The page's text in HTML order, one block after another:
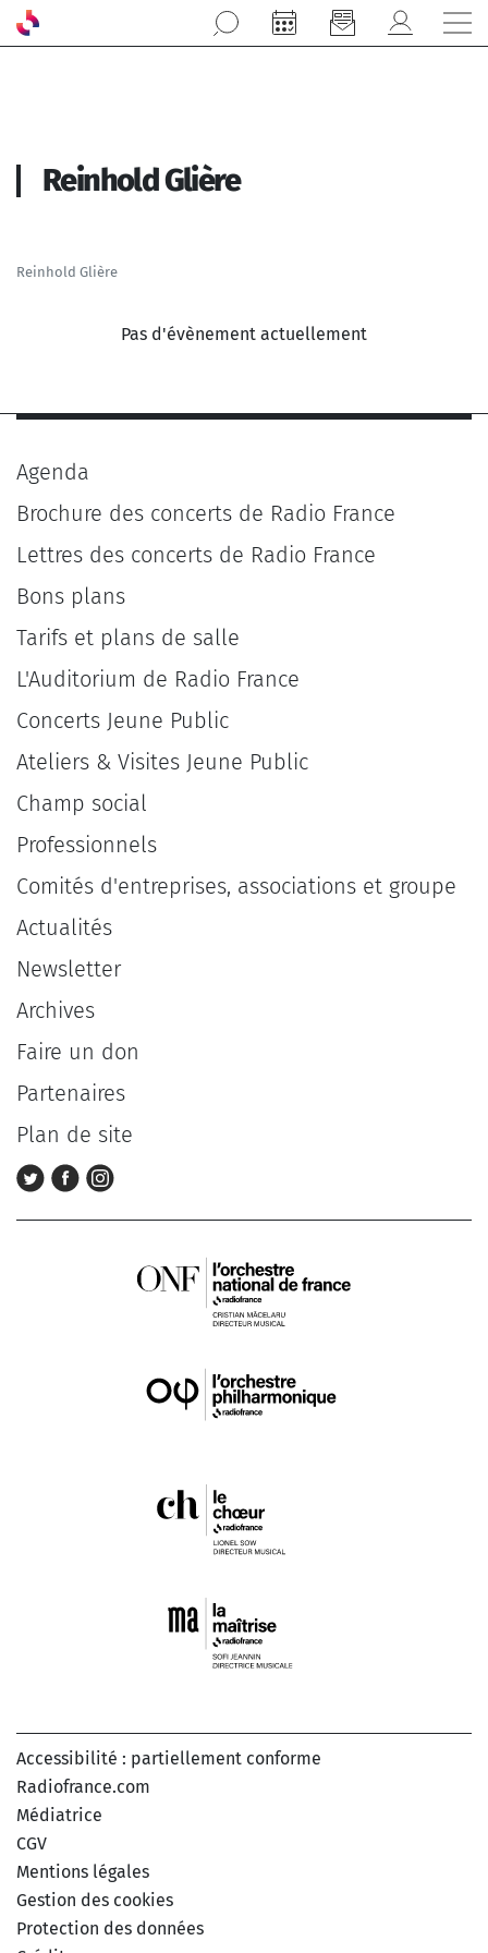
Aller au contenu principal
Reinhold Glière
Reinhold Glière
Pas d'évènement actuellement
Agenda
Brochure des concerts de Radio France
Lettres des concerts de Radio France
Bons plans
Tarifs et plans de salle
L'Auditorium de Radio France
Concerts Jeune Public
Ateliers & Visites Jeune Public
Champ social
Professionnels
Comités d'entreprises, associations et groupe
Actualités
Newsletter
Archives
Faire un don
Partenaires
Plan de site
Accessibilité : partiellement conforme
Radiofrance.com
Médiatrice
CGV
Mentions légales
Gestion des cookies
Protection des données